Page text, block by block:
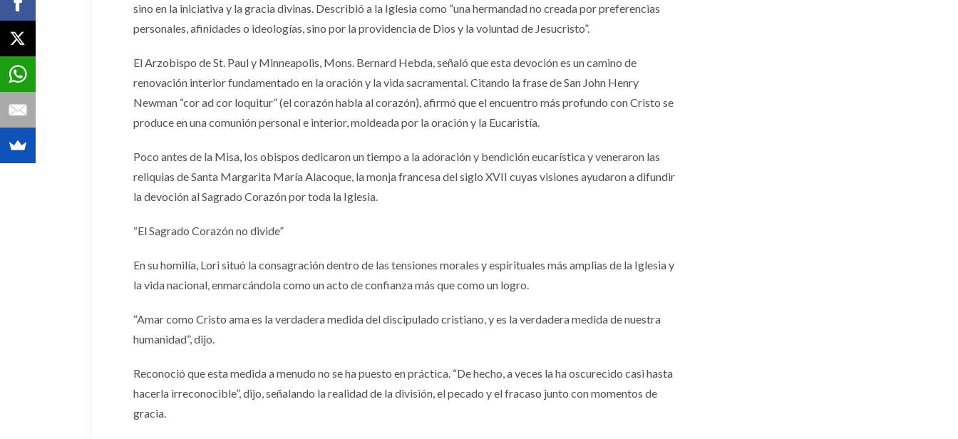
sino en la iniciativa y la gracia divinas. Describió a la Iglesia como “una hermandad no creada por preferencias
personales, afinidades o ideologías, sino por la providencia de Dios y la voluntad de Jesucristo”.
El Arzobispo de St. Paul y Minneapolis, Mons. Bernard Hebda, señaló que esta devoción es un camino de
renovación interior fundamentado en la oración y la vida sacramental. Citando la frase de San John Henry
Newman “cor ad cor loquitur” (el corazón habla al corazón), afirmó que el encuentro más profundo con Cristo se
produce en una comunión personal e interior, moldeada por la oración y la Eucaristía.
Poco antes de la Misa, los obispos dedicaron un tiempo a la adoración y bendición eucarística y veneraron las
reliquias de Santa Margarita María Alacoque, la monja francesa del siglo XVII cuyas visiones ayudaron a difundir
la devoción al Sagrado Corazón por toda la Iglesia.
“El Sagrado Corazón no divide”
En su homilía, Lori situó la consagración dentro de las tensiones morales y espirituales más amplias de la Iglesia y
la vida nacional, enmarcándola como un acto de confianza más que como un logro.
“Amar como Cristo ama es la verdadera medida del discipulado cristiano, y es la verdadera medida de nuestra
humanidad”, dijo.
Reconoció que esta medida a menudo no se ha puesto en práctica. “De hecho, a veces la ha oscurecido casi hasta
hacerla irreconocible”, dijo, señalando la realidad de la división, el pecado y el fracaso junto con momentos de
gracia.